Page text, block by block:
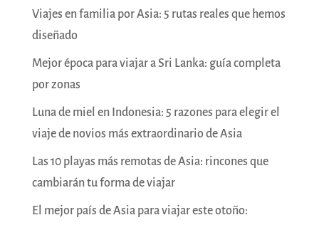
Viajes en familia por Asia: 5 rutas reales que hemos
diseñado
Mejor época para viajar a Sri Lanka: guía completa
por zonas
Luna de miel en Indonesia: 5 razones para elegir el
viaje de novios más extraordinario de Asia
Las 10 playas más remotas de Asia: rincones que
cambiarán tu forma de viajar
El mejor país de Asia para viajar este otoño: